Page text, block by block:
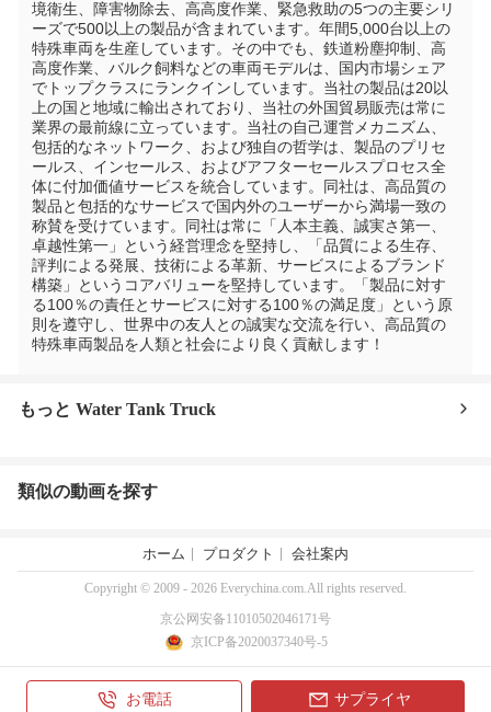
境衛生、障害物除去、高高度作業、緊急救助の5つの主要シリ
ーズで500以上の製品が含まれています。年間5,000台以上の
特殊車両を生産しています。その中でも、鉄道粉塵抑制、高
高度作業、バルク飼料などの車両モデルは、国内市場シェア
でトップクラスにランクインしています。当社の製品は20以
上の国と地域に輸出されており、当社の外国貿易販売は常に
業界の最前線に立っています。当社の自己運営メカニズム、
包括的なネットワーク、および独自の哲学は、製品のプリセ
ールス、インセールス、およびアフターセールスプロセス全
体に付加価値サービスを統合しています。同社は、高品質の
製品と包括的なサービスで国内外のユーザーから満場一致の
称賛を受けています。同社は常に「人本主義、誠実さ第一、
卓越性第一」という経営理念を堅持し、「品質による生存、
評判による発展、技術による革新、サービスによるブランド
構築」というコアバリューを堅持しています。「製品に対す
る100％の責任とサービスに対する100％の満足度」という原
則を遵守し、世界中の友人との誠実な交流を行い、高品質の
特殊車両製品を人類と社会により良く貢献します！
もっと Water Tank Truck
類似の動画を探す
お電話 サプライヤ
ホーム プロダクト 会社案内
Copyright © 2009 - 2026 Everychina.com.All rights reserved.
京公网安备11010502046171号
京ICP备2020037340号-5